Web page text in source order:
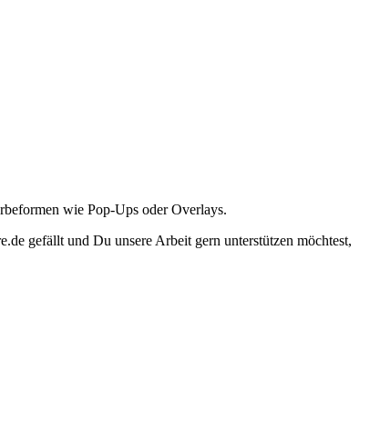
wie Pop-Ups oder Overlays.
gefällt und Du unsere Arbeit gern unterstützen möchtest,